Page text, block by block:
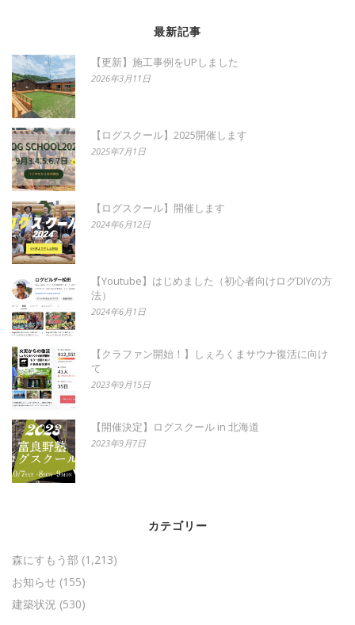
最新記事
【更新】施工事例をUPしました
2026年3月11日
【ログスクール】2025開催します
2025年7月1日
【ログスクール】開催します
2024年6月12日
【Youtube】はじめました（初心者向けログDIYの方
法）
2024年6月1日
【クラファン開始！】しぇろくまサウナ復活に向け
て
2023年9月15日
【開催決定】ログスクール in 北海道
2023年9月7日
カテゴリー
森にすもう部 (1,213)
お知らせ (155)
建築状況 (530)